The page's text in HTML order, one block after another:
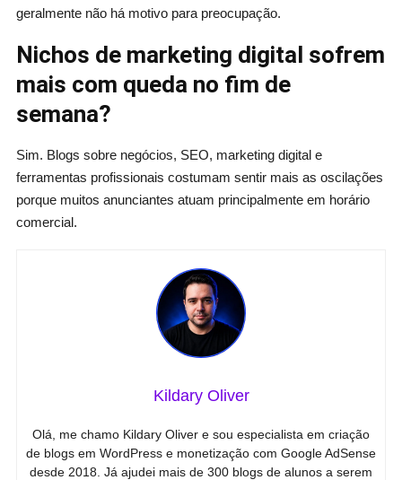
geralmente não há motivo para preocupação.
Nichos de marketing digital sofrem
mais com queda no fim de
semana?
Sim. Blogs sobre negócios, SEO, marketing digital e
ferramentas profissionais costumam sentir mais as oscilações
porque muitos anunciantes atuam principalmente em horário
comercial.
Kildary Oliver
Olá, me chamo Kildary Oliver e sou especialista em criação
de blogs em WordPress e monetização com Google AdSense
desde 2018. Já ajudei mais de 300 blogs de alunos a serem